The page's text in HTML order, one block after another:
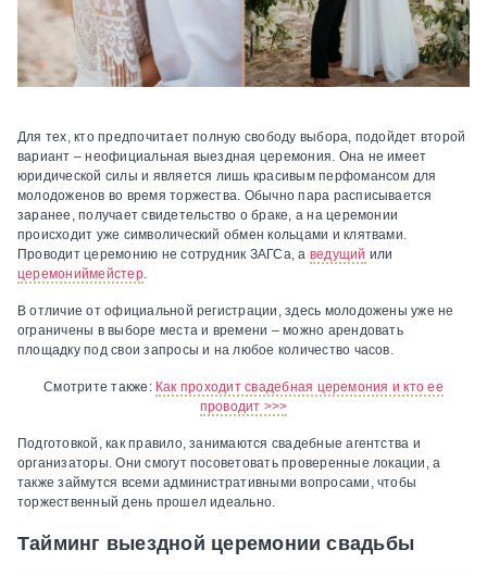
Для тех, кто предпочитает полную свободу выбора, подойдет второй
вариант – неофициальная выездная церемония. Она не имеет
юридической силы и является лишь красивым перфомансом для
молодоженов во время торжества. Обычно пара расписывается
заранее, получает свидетельство о браке, а на церемонии
происходит уже символический обмен кольцами и клятвами.
Проводит церемонию не сотрудник ЗАГСа, а ведущий или
церемониймейстер.
В отличие от официальной регистрации, здесь молодожены уже не
ограничены в выборе места и времени – можно арендовать
площадку под свои запросы и на любое количество часов.
Смотрите также: Как проходит свадебная церемония и кто ее
проводит >>>
Подготовкой, как правило, занимаются свадебные агентства и
организаторы. Они смогут посоветовать проверенные локации, а
также займутся всеми административными вопросами, чтобы
торжественный день прошел идеально.
Тайминг выездной церемонии свадьбы